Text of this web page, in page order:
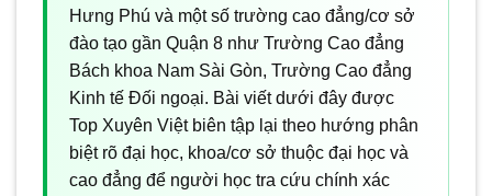
Hưng Phú và một số trường cao đẳng/cơ sở
đào tạo gần Quận 8 như Trường Cao đẳng
Bách khoa Nam Sài Gòn, Trường Cao đẳng
Kinh tế Đối ngoại. Bài viết dưới đây được
Top Xuyên Việt biên tập lại theo hướng phân
biệt rõ đại học, khoa/cơ sở thuộc đại học và
cao đẳng để người học tra cứu chính xác